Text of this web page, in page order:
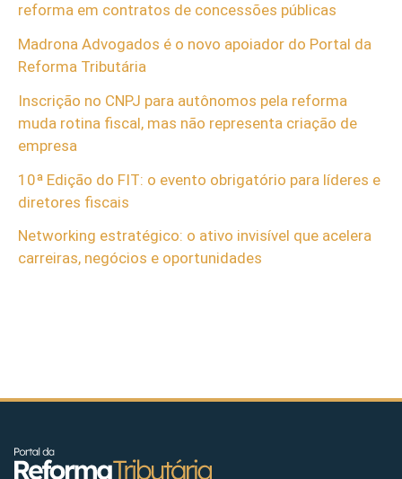
reforma em contratos de concessões públicas
Madrona Advogados é o novo apoiador do Portal da
Reforma Tributária
Inscrição no CNPJ para autônomos pela reforma
muda rotina fiscal, mas não representa criação de
empresa
10ª Edição do FIT: o evento obrigatório para líderes e
diretores fiscais
Networking estratégico: o ativo invisível que acelera
carreiras, negócios e oportunidades